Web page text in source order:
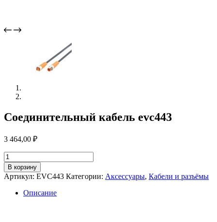
Соединительный кабель evc443
3 464,00 ₽
Количество
товара
Соединительный
кабель
evc443
В корзину
Артикул: EVC443 Категории: Аксессуары, Кабели и разъёмы
Описание